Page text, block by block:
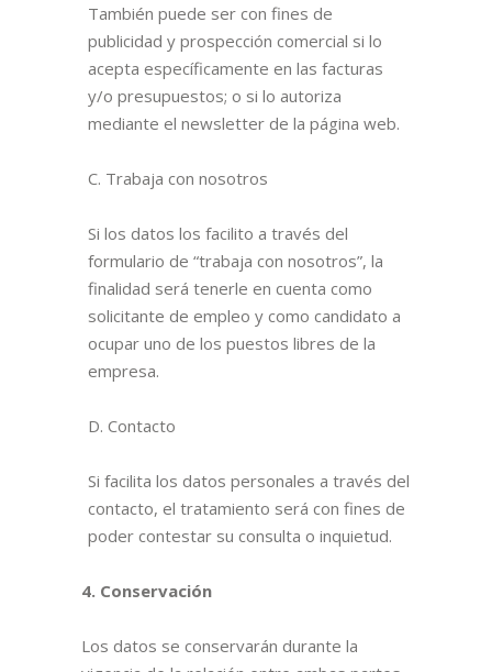
También puede ser con fines de
publicidad y prospección comercial si lo
acepta específicamente en las facturas
y/o presupuestos; o si lo autoriza
mediante el newsletter de la página web.
C. Trabaja con nosotros
Si los datos los facilito a través del
formulario de “trabaja con nosotros”, la
finalidad será tenerle en cuenta como
solicitante de empleo y como candidato a
ocupar uno de los puestos libres de la
empresa.
D. Contacto
Si facilita los datos personales a través del
contacto, el tratamiento será con fines de
poder contestar su consulta o inquietud.
4. Conservación
Los datos se conservarán durante la